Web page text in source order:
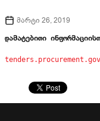
მარტი 26, 2019
დამატებითი